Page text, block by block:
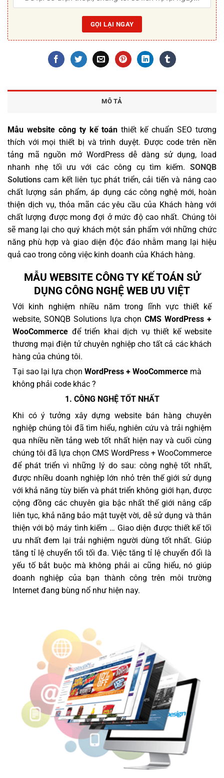
MÔ TẢ
Mẫu website công ty kế toán thiết kế chuẩn SEO tương
thích với mọi thiết bị và trình duyệt. Được code trên nền
tảng mã nguồn mở WordPress dễ dàng sử dụng, load
nhanh nhẹ tối ưu với các công cụ tìm kiếm. SONQB
Solutions cam kết liên tục phát triển, cải tiến và nâng cao
chất lượng sản phẩm, áp dụng các công nghệ mới, hoàn
thiện dịch vụ, thỏa mãn các yêu cầu của Khách hàng với
chất lượng được mong đợi ở mức độ cao nhất. Chúng tôi
sẽ mang lại cho quý khách một sản phẩm với những chức
năng phù hợp và giao diện độc đáo nhằm mang lại hiệu
quả cao trong công việc kinh doanh của Khách hàng.
MẪU WEBSITE CÔNG TY KẾ TOÁN SỬ
DỤNG CÔNG NGHỆ WEB ƯU VIỆT
Với kinh nghiệm nhiều năm trong lĩnh vực thiết kế
website, SONQB Solutions lựa chọnCMS WordPress +
WooCommerce để triển khai dịch vụ thiết kế website
thương mại điện tử chuyên nghiệp cho tất cả các khách
hàng của chúng tôi.
Tại sao lại lựa chọn WordPress + WooCommerce mà
không phải code khác ?
1. CÔNG NGHỆ TỐT NHẤT
Khi có ý tưởng xây dựng website bán hàng chuyên
nghiệp chúng tôi đã tìm hiểu, nghiên cứu và trải nghiệm
qua nhiều nền tảng web tốt nhất hiện nay và cuối cùng
chúng tôi đã lựa chọn CMS WordPress + WooCommerce
để phát triển vì những lý do sau: công nghệ tốt nhất,
được nhiều doanh nghiệp lớn nhỏ trên thế giới sử dụng
với khả năng tùy biến và phát triển không giới hạn, được
cộng đồng các chuyên gia bậc nhất thế giới nâng cấp
liên tục, khả năng bảo mật tuyệt vời, dễ sử dụng và thân
thiện với bộ máy tình kiếm … Giao diện được thiết kế tối
ưu nhất đem lại trải nghiệm người dùng tốt nhất. Giúp
tăng tỉ lệ chuyển tổi tối đa. Việc tăng tỉ lệ chuyển đổi là
yếu tố bắt buộc mà không phải ai cũng hiểu, nó giúp
doanh nghiệp của bạn thành công trên môi trường
Internet đang bùng nổ như hiện nay.